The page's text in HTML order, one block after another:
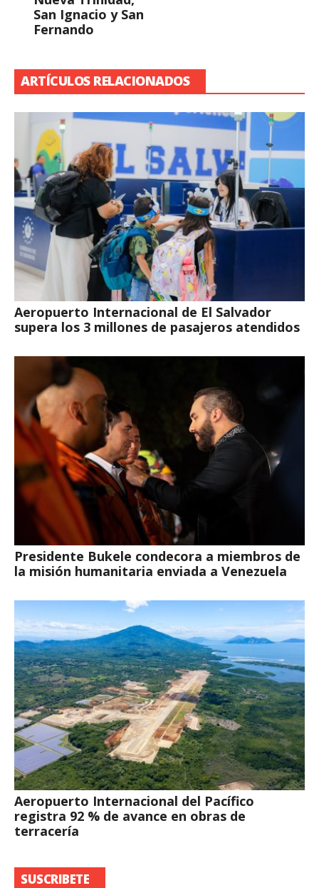
San Ignacio y San
Fernando
ARTÍCULOS RELACIONADOS
Aeropuerto Internacional de El Salvador
supera los 3 millones de pasajeros atendidos
Presidente Bukele condecora a miembros de
la misión humanitaria enviada a Venezuela
Aeropuerto Internacional del Pacífico
registra 92 % de avance en obras de
terracería
SUSCRIBETE